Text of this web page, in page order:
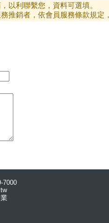
以利聯繫您，資料可選填。
推銷者，依會員服務條款規定
7000